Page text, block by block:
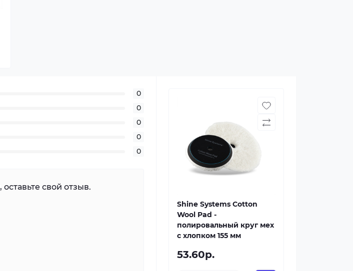
0
0
0
0
0
свой отзыв.
Shine Systems Cotton
Wool Pad -
полировальный круг мех
с хлопком 155 мм
53.60р.